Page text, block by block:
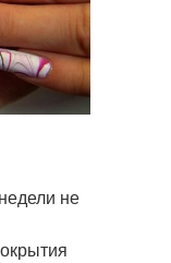
не